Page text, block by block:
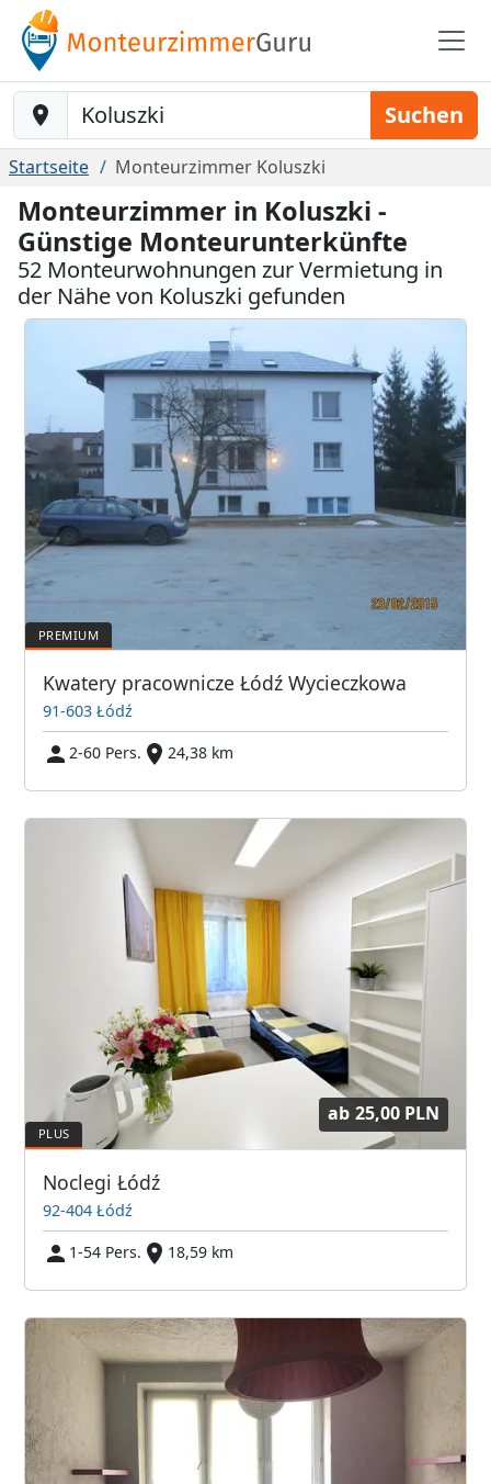
Baustelle-Location Suchen
Startseite Monteurzimmer Koluszki
Monteurzimmer in Koluszki -
Günstige Monteurunterkünfte
52 Monteurwohnungen zur Vermietung in
der Nähe von Koluszki gefunden
Kwatery pracownicze Łódź Wycieczkowa
91-603 Łódź
2-60 Pers.
24,38 km
ab 25,00 PLN
Noclegi Łódź
92-404 Łódź
1-54 Pers.
18,59 km